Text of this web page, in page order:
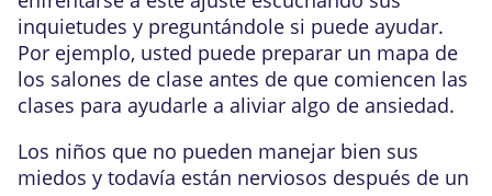
inquietudes y preguntándole si puede ayudar.
Por ejemplo, usted puede preparar un mapa de
los salones de clase antes de que comiencen las
clases para ayudarle a aliviar algo de ansiedad.
Los niños que no pueden manejar bien sus
miedos y todavía están nerviosos después de un